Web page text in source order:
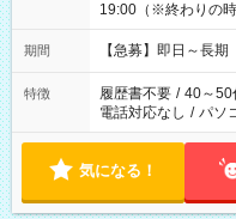
19:00（※終わりの
期間 【急募】即日～長
特徴 履歴書不要 / 40～50
電話対応なし / パソ
気になる！